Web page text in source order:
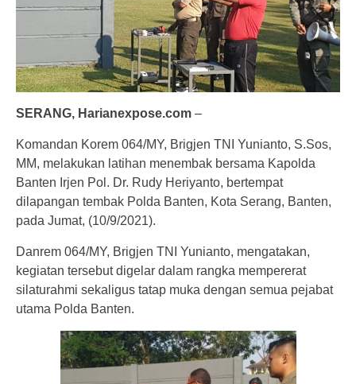
SERANG, Harianexpose.com –
Komandan Korem 064/MY, Brigjen TNI Yunianto, S.Sos,
MM, melakukan latihan menembak bersama Kapolda
Banten Irjen Pol. Dr. Rudy Heriyanto, bertempat
dilapangan tembak Polda Banten, Kota Serang, Banten,
pada Jumat, (10/9/2021).
Danrem 064/MY, Brigjen TNI Yunianto, mengatakan,
kegiatan tersebut digelar dalam rangka mempererat
silaturahmi sekaligus tatap muka dengan semua pejabat
utama Polda Banten.